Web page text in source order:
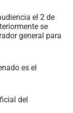
el 2 de
se
general para
es el
del